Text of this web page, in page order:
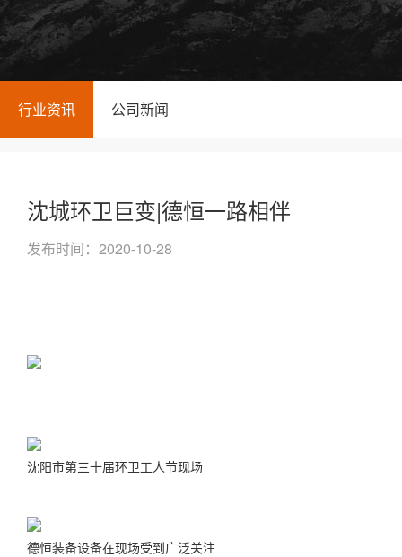
行业资讯 公司新闻
沈城环卫巨变|德恒一路相伴
发布时间：2020-10-28
沈阳市第三十届环卫工人节现场
德恒装备设备在现场受到广泛关注